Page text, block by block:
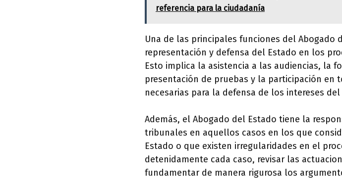
referencia para la ciudadanía
Una de las principales funciones del Abogado
representación y defensa del Estado en los
Esto implica la asistencia a las audiencias, la
presentación de pruebas y la participación en
necesarias para la defensa de los intereses del
Además, el Abogado del Estado tiene la
tribunales en aquellos casos en los que
Estado o que existen irregularidades en el
detenidamente cada caso, revisar las
fundamentar de manera rigurosa los